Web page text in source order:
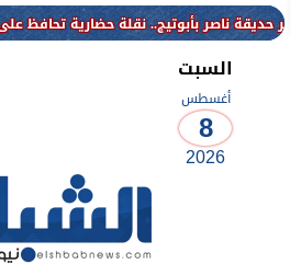
السبت
أغسطس
8
2026